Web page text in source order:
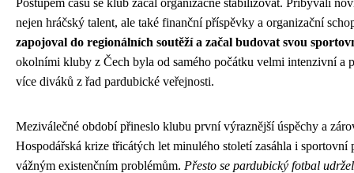
Postupem času se klub začal organizačně stabilizovat. Přibývali
nejen hráčský talent, ale také finanční příspěvky a organizační
zapojoval do regionálních soutěží a začal budovat svou
okolními kluby z Čech byla od samého počátku velmi intenzivní a
více diváků z řad pardubické veřejnosti.
Meziválečné období přineslo klubu první výraznější úspěchy a
Hospodářská krize třicátých let minulého století zasáhla i sportovní
vážným existenčním problémům. Přesto se pardubický fotbal